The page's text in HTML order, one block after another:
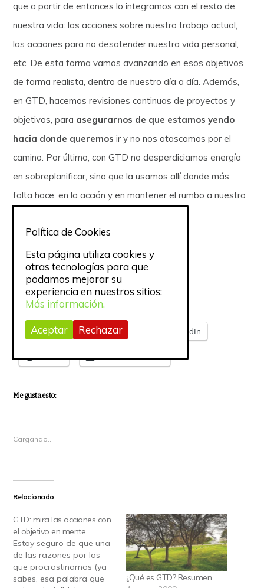
que a partir de entonces lo integramos con el resto de
nuestra vida: las acciones sobre nuestro trabajo actual,
las acciones para no desatender nuestra vida personal,
etc. De esta forma vamos avanzando en esos objetivos
de forma realista, dentro de nuestro día a día. Además,
en GTD, hacemos revisiones continuas de proyectos y
objetivos, para asegurarnos de que estamos yendo
hacia donde queremos ir y no nos atascamos por el
camino. Por último, con GTD no desperdiciamos energía
en sobreplanificar, sino que la usamos allí donde más
falta hace: en la acción y en mantener el rumbo a nuestro
Fotografía deTristan
Comparte esto:
Twitter Facebook LinkedIn
Pocket Correo electrónico
Me gusta esto:
Cargando...
Relacionado
GTD: mira las acciones con
el objetivo en mente
Estoy seguro de que una
de las razones por las
que procrastinamos (ya
sabes, esa palabra que
¿Qué es GTD? Resumen
Política de Cookies
Esta página utiliza cookies y
otras tecnologías para que
podamos mejorar su
experiencia en nuestros sitios:
Más información.
Aceptar Rechazar